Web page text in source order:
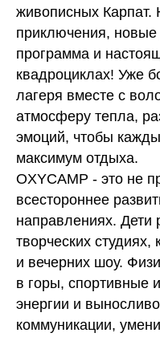
живописных
приключения, новые
программа и
квадроциклах! Уже
лагеря вместе с
атмосферу тепла,
эмоций, чтобы
максимум отдыха.
OXYCAMP - это не
всестороннее
направлениях. Дети
творческих студиях,
и вечерних шоу.
в горы, спортивные
энергии и
коммуникации,